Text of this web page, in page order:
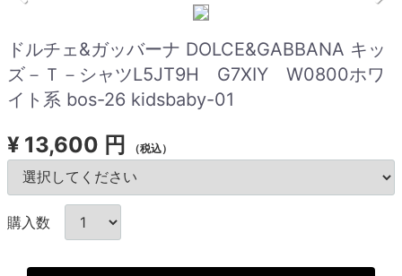
ドルチェ&ガッバーナ DOLCE&GABBANA キッ
ズ－Ｔ－シャツL5JT9H G7XIY W0800ホワ
イト系 bos-26 kidsbaby-01
¥ 13,600 円 （税込）
購入数